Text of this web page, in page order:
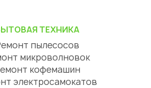
ТЕХНИКА
пылесосов
микроволновок
кофемашин
электросамокатов